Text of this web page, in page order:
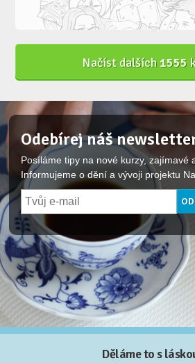
Načíst dalších1555
Odebírej náš
Posíláme tipy na nové kurzy, zajímavé
Informujeme o dění a vývoji projektu
Děláme to s